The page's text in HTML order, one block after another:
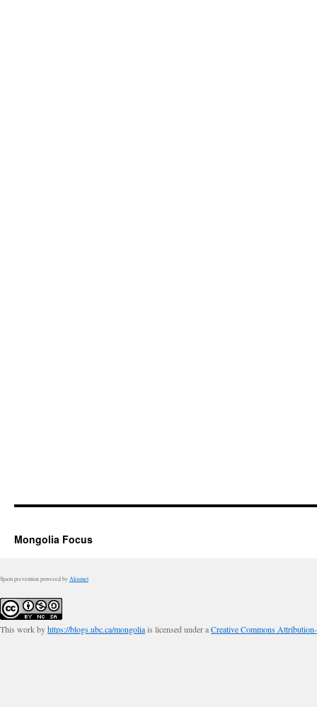
Mongolia Focus
Spam prevention powered by Akismet
This work byhttps://blogs.ubc.ca/mongoliais licensed under aCreative Commons